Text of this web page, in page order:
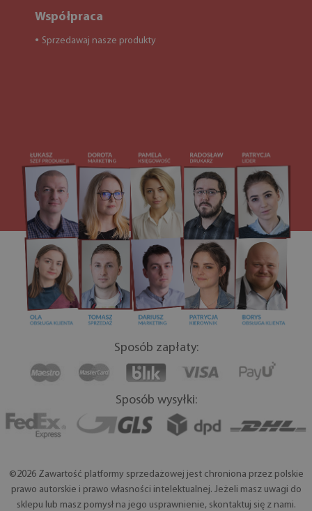
Współpraca
● Sprzedawaj nasze produkty
Sposób zapłaty:
Sposób wysyłki:
©2026 Zawartość platformy sprzedażowej jest chroniona przez polskie
prawo autorskie i prawo własności intelektualnej. Jeżeli masz uwagi do
sklepu lub masz pomysł na jego usprawnienie, skontaktuj się z nami.